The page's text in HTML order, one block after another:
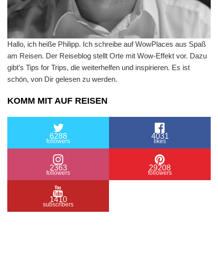
Hallo, ich heiße Philipp. Ich schreibe auf WowPlaces aus Spaß
am Reisen. Der Reiseblog stellt Orte mit Wow-Effekt vor. Dazu
gibt’s Tips for Trips, die weiterhelfen und inspirieren. Es ist
schön, von Dir gelesen zu werden.
KOMM MIT AUF REISEN
6288
followers
4031
likes
2363
followers
29208
followers
1410
subscribers